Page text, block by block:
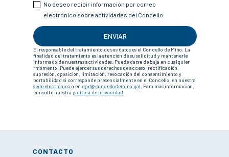
No deseo recibir información por correo
electrónico sobre actividades del Concello
ENVIAR
El responsable del tratamiento de sus datos es el Concello de Miño. La
finalidad del tratamiento es la atención de su solicitud y mantenerle
informado de nuestras actividades. Puede darse de baja en cualquier
rmomento. Puede ejercer sus derechos de acceso, rectificación,
supresión, oposición, limitación, revocación del consentimiento y
portabilidad si corresponde presencialmente en el Concello, en nuestra
sede electrónica o en dpd@concellodemino.gal . Para más información,
consulte nuestra política de privacidad
CONTACTO